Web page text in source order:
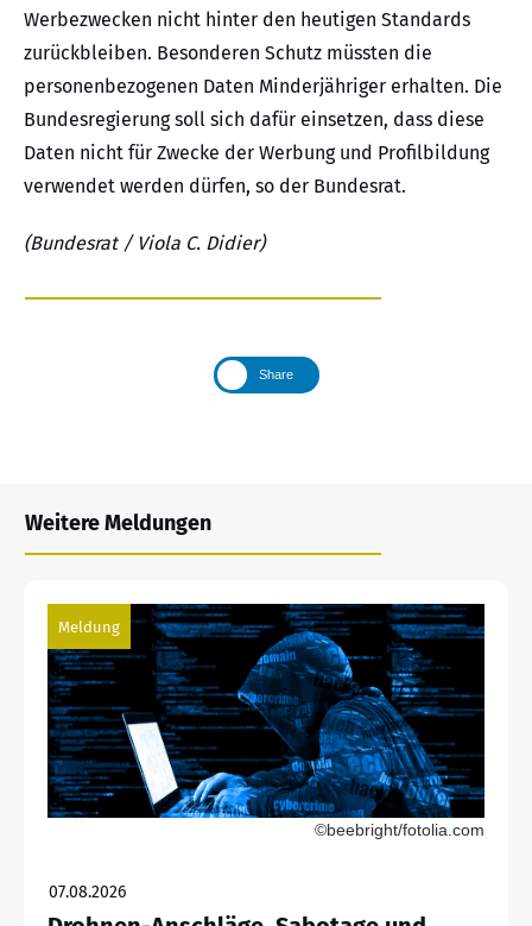
Werbezwecken nicht hinter den heutigen Standards
zurückbleiben. Besonderen Schutz müssten die
personenbezogenen Daten Minderjähriger erhalten. Die
Bundesregierung soll sich dafür einsetzen, dass diese
Daten nicht für Zwecke der Werbung und Profilbildung
verwendet werden dürfen, so der Bundesrat.
(Bundesrat / Viola C. Didier)
Share
Weitere Meldungen
Meldung
©beebright/fotolia.com
07.08.2026